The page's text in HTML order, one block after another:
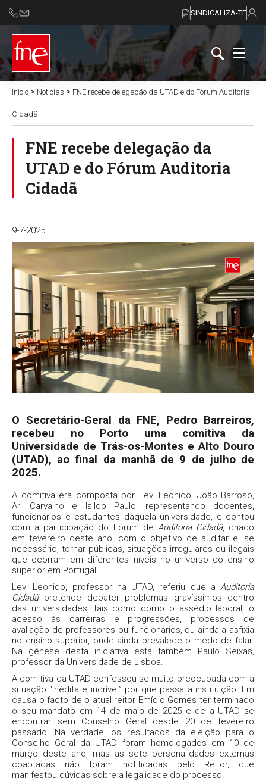
SINDICALIZA-TE
Início > Notícias > FNE recebe delegação da UTAD e do Fórum Auditoria
Cidadã
FNE recebe delegação da
UTAD e do Fórum Auditoria
Cidadã
9-7-2025
O Secretário-Geral da FNE, Pedro Barreiros,
recebeu no Porto uma comitiva da
Universidade de Trás-os-Montes e Alto Douro
(UTAD), ao final da manhã de 9 de julho de
2025.
A comitiva era composta por Levi Leonido, João Barroso,
Ari Carvalho e Isildo Paulo, representando docentes,
funcionários e estudantes daquela universidade, e contou
com a participação do Fórum de Auditoria Cidadã, criado
em fevereiro deste ano, com o objetivo de auditar e, se
necessário, tornar públicas, situações irregulares ou ilegais
que ocorram em diferentes níveis no universo do ensino
superior em Portugal.
Levi Leonido, professor na UTAD, referiu que a Auditoria
Cidadãpretende debater problemas gravíssimos dentro
das universidades, tais como como o assédio laboral, o
acesso às carreiras e progressões, processos de
avaliação de professores ou funcionários, ou ainda a asfixia
no ensino superior, onde ainda prevalece o medo de falar.
Na génese desta iniciativa está também Paulo Seixas,
professor da Universidade de Lisboa.
A comitiva da UTAD confessou-se muito preocupada com a
situação “inédita e incrível” por que passa a instituição. Em
causa o facto de o atual reitor Emídio Gomes ter terminado
o seu mandato em 14 de maio de 2025 e de a UTAD se
encontrar sem Conselho Geral desde 20 de fevereiro
passado. Na verdade, os resultados da eleição para o
Conselho Geral da UTAD foram homologados em 10 de
março deste ano, mas as sete personalidades externas
coaptadas não foram notificadas pelo Reitor, que
manifestou dúvidas sobre a legalidade do processo.